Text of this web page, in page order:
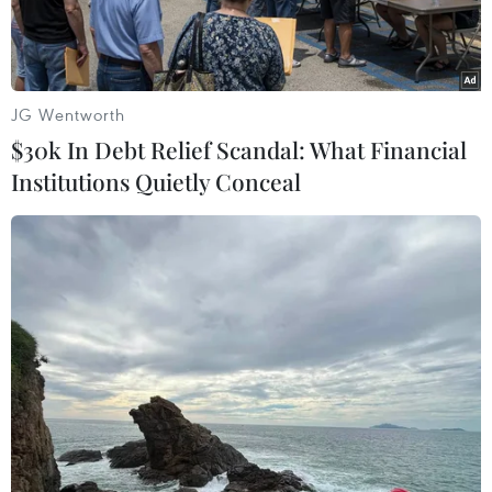
xe buồn ngủ.
Chiếc xe gặp nạn bị lao xuống vực sâu khoảng 20 mét, hư
hỏng nặng. (Ảnh: TTXVN phát)
Liên quan đến vụ tai nạn giao thông đặc biệt
JG Wentworth
$30k In Debt Relief Scandal: What Financial
Institutions Quietly Conceal